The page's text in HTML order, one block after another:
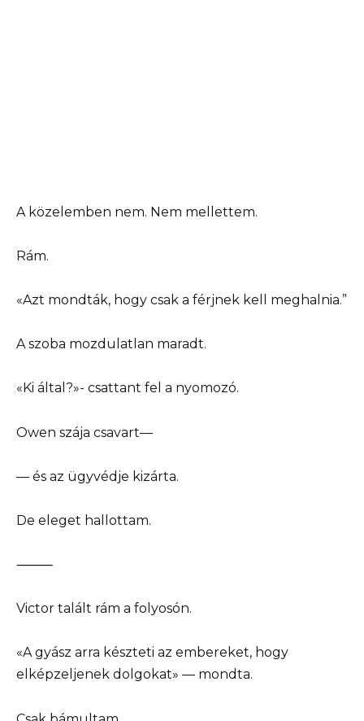
A közelemben nem. Nem mellettem.
Rám.
«Azt mondták, hogy csak a férjnek kell meghalnia.”
A szoba mozdulatlan maradt.
«Ki által?»- csattant fel a nyomozó.
Owen szája csavart—
— és az ügyvédje kizárta.
De eleget hallottam.
⸻
Victor talált rám a folyosón.
«A gyász arra készteti az embereket, hogy
elképzeljenek dolgokat» — mondta.